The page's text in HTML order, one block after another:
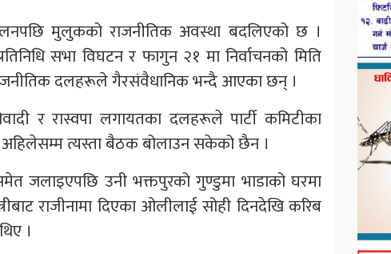
मुलुकको राजनीतिक अवस्था बदलिएको छ ।
सभा विघटन र फागुन २१ मा निर्वाचनको मिति
दलहरूले गैरसंवैधानिक भन्दै आएका छन् ।
र रास्वपा लगायतका दलहरूले पार्टी कमिटीका
त्यस्ता बैठक बोलाउन सकेको छैन ।
जलाइएपछि उनी भक्तपुरको गुण्डुमा भाडाको घरमा
राजीनामा दिएका ओलीलाई सोही दिनदेखि करिब
।